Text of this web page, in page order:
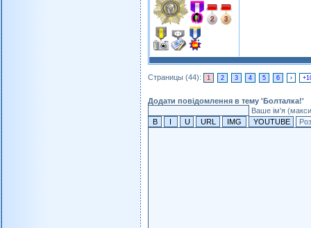
Страницы (44): 1 2 3 4 5 6 ›
Додати повідомлення в тему 'Болталка!'
Ваше ім'я